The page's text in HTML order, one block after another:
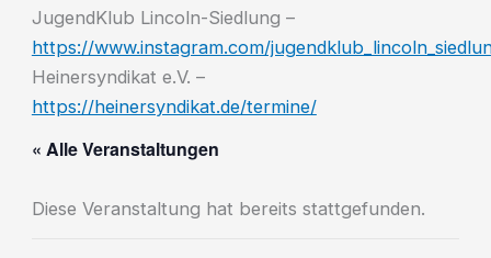
JugendKlub Lincoln-Siedlung –
https://www.instagram.com/
Heinersyndikat e.V. –
https://heinersyndikat.de/termine/
« Alle Veranstaltungen
Diese Veranstaltung hat bereits stattgefunden.